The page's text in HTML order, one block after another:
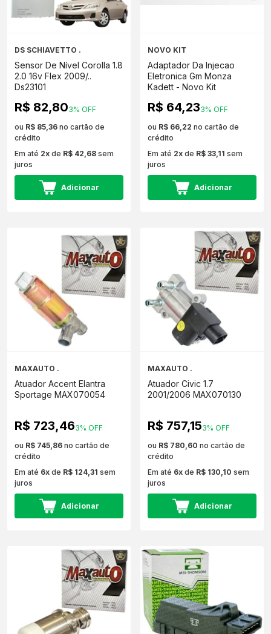
DS SCHIAVETTO .
Sensor De Nível Corolla 1.8
2.0 16v Flex 2009/..
Ds23101
R$ 82,803% OFF
ou R$ 85,36 no cartão de
crédito
Em até 2x de R$ 42,68 sem
juros
Adicionar
NOVO KIT
Adaptador Da Injecao
Eletronica Gm Monza
Kadett - Novo Kit
R$ 64,233% OFF
ou R$ 66,22 no cartão de
crédito
Em até 2x de R$ 33,11 sem
juros
Adicionar
MAXAUTO .
Atuador Accent Elantra
Sportage MAX070054
R$ 723,463% OFF
ou R$ 745,86 no cartão de
crédito
Em até 6x de R$ 124,31 sem
juros
Adicionar
MAXAUTO .
Atuador Civic 1.7
2001/2006 MAX070130
R$ 757,153% OFF
ou R$ 780,60 no cartão de
crédito
Em até 6x de R$ 130,10 sem
juros
Adicionar